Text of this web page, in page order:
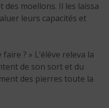
des moellons. Il les laissa
leurs capacités et
? » L’élève releva la
de son sort et du
des pierres toute la